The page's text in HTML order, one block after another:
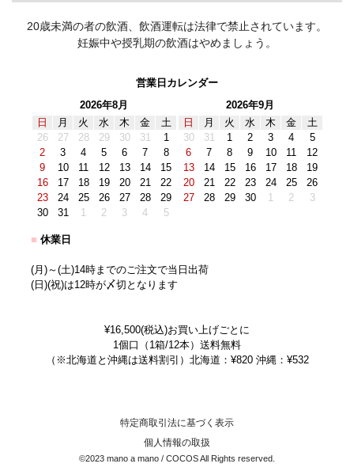
20歳未満の者の飲酒、飲酒運転は法律で禁止されています。
妊娠中や授乳期の飲酒はやめましょう。
営業日カレンダー
2026年8月
日
月 火 水 木 金
土
26
27 28 29 30 31
1
2
3 4 5 6 7
8
9
10 11 12 13 14
15
16
17 18 19 20 21
22
23
24 25 26 27 28
29
30
31 1 2 3 4 5
2026年9月
日
月 火 水 木 金
土
30
31 1 2 3 4
5
6
7 8 9 10 11
12
13
14 15 16 17 18
19
20
21 22 23 24 25
26
27
28 29 30 1 2 3
■ 休業日
(月)～(土)14時までのご注文で当日出荷
(日)(祝)は12時が〆切となります
¥16,500(税込)お買い上げごとに
1個口（1箱/12本）送料無料
（※北海道と沖縄は送料割引）北海道：¥820 沖縄：¥532
特定商取引法に基づく表示
個人情報の取扱
©2023 mano a mano / COCOS All Rights reserved.